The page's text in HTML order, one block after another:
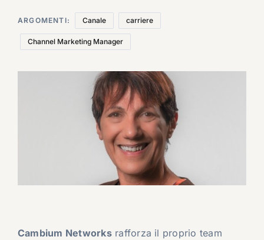
ARGOMENTI: Canale carriere
Channel Marketing Manager
Cambium Networksrafforza il proprio team